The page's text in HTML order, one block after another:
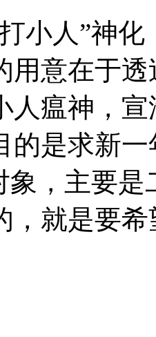
小人”神
用意在于
人瘟神，
的是求新
象，主要
，就是要